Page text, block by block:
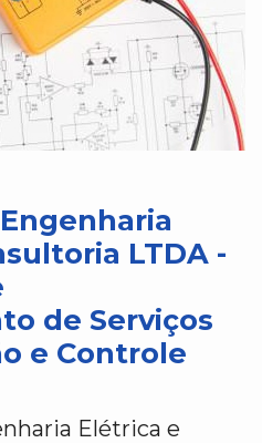
LTDA -
de Serviços
e Controle
Elétrica e